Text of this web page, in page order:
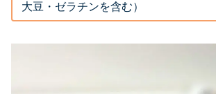
大豆・ゼラチンを含む）